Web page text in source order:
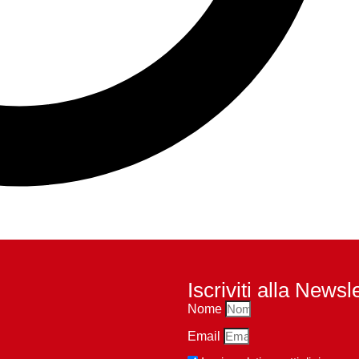
Iscriviti alla
Nome
Email